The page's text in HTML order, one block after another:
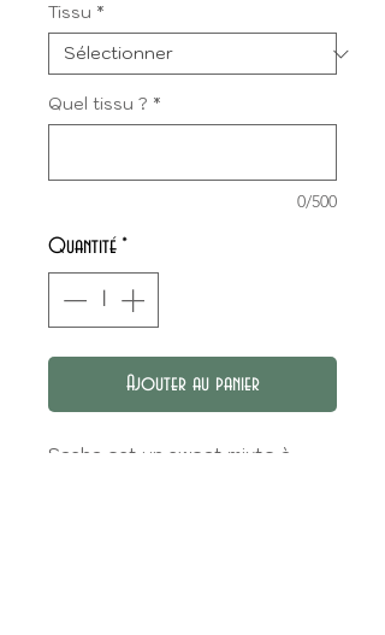
Tissu *
Quel tissu ? *
0/500
Quantité *
Ajouter au panier
Sasha est un sweat mixte à